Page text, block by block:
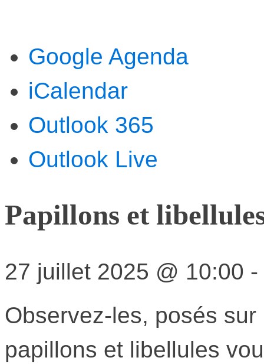
Google Agenda
iCalendar
Outlook 365
Outlook Live
Papillons et
27 juillet 2025 @ 10:00 -
Observez-les, posés
papillons et libellules